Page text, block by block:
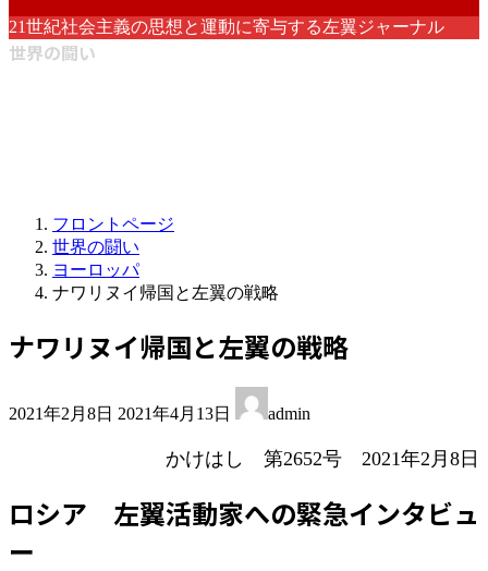
21世紀社会主義の思想と運動に寄与する左翼ジャーナル
世界の闘い
フロントページ
世界の闘い
ヨーロッパ
ナワリヌイ帰国と左翼の戦略
ナワリヌイ帰国と左翼の戦略
2021年2月8日 終
時
:
2021年4月13日 admin
かけはし 第2652号 2021年2月8日
ロシア 左翼活動家への緊急インタビュ
ー